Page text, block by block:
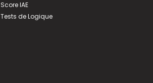
Score IAE
Tests de Logique